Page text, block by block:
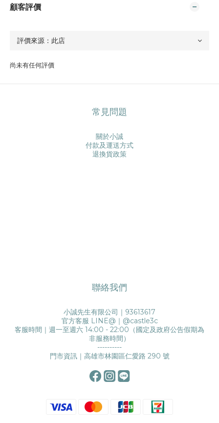
顧客評價
尚未有任何評價
常見問題
關於小誠
付款及運送方式
退換貨政策
聯絡我們
小誠先生有限公司｜93613617
官方客服 LINE@｜ @castle3c
客服時間｜週一至週六 14:00 - 22:00（國定及政府公告假期為
非服務時間）
----------
門市資訊｜高雄市林園區仁愛路 290 號